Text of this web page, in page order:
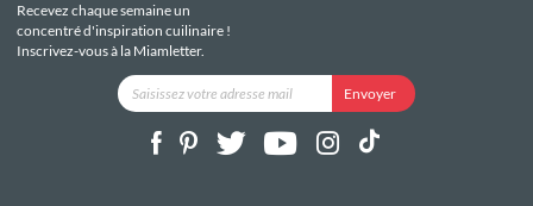
Recevez chaque semaine un
concentré d'inspiration cuilinaire !
Inscrivez-vous à la Miamletter.